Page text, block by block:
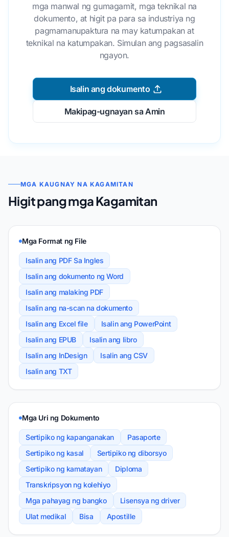
mga manwal ng gumagamit, mga teknikal na
dokumento, at higit pa para sa industriya ng
pagmamanupaktura na may katumpakan at
teknikal na katumpakan. Simulan ang pagsasalin
ngayon.
Isalin ang dokumento
Makipag-ugnayan sa Amin
MGA KAUGNAY NA KAGAMITAN
Higit pang mga Kagamitan
Mga Format ng File
Isalin ang PDF Sa Ingles
Isalin ang dokumento ng Word
Isalin ang malaking PDF
Isalin ang na-scan na dokumento
Isalin ang Excel file
Isalin ang PowerPoint
Isalin ang EPUB
Isalin ang libro
Isalin ang InDesign
Isalin ang CSV
Isalin ang TXT
Mga Uri ng Dokumento
Sertipiko ng kapanganakan
Pasaporte
Sertipiko ng kasal
Sertipiko ng diborsyo
Sertipiko ng kamatayan
Diploma
Transkripsyon ng kolehiyo
Mga pahayag ng bangko
Lisensya ng driver
Ulat medikal
Bisa Apostille